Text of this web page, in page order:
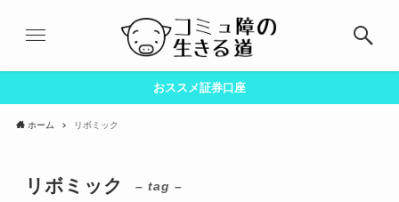
おススメ証券口座
ホーム リボミック
リボミック – tag –